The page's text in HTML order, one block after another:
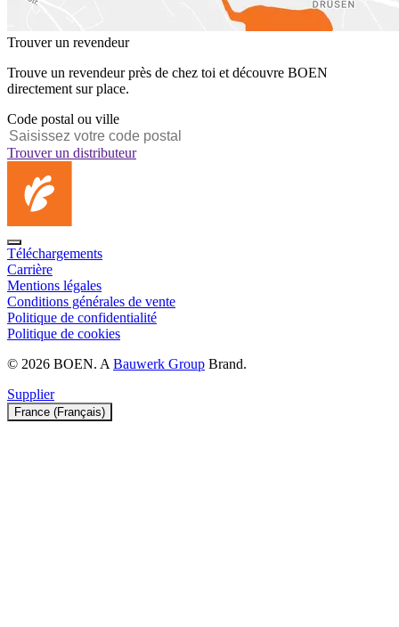
Trouver un revendeur
Trouve un revendeur près de chez toi et découvre BOEN
directement sur place.
Code postal ou ville
Trouver un distributeur
Téléchargements
Carrière
Mentions légales
Conditions générales de vente
Politique de confidentialité
Politique de cookies
© 2026 BOEN. ABauwerk Group Brand.
Supplier
France (Français)